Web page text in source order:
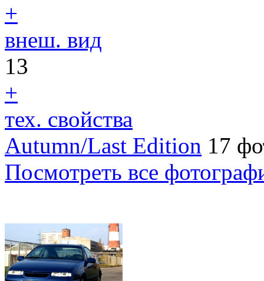
+
внеш. вид
13
+
тех. свойства
Autumn/Last Edition 17
Посмотреть все